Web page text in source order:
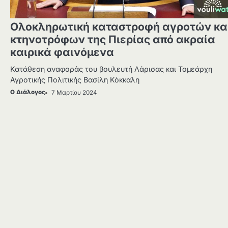
Ολοκληρωτική καταστροφή αγροτών
κτηνοτρόφων της Πιερίας από ακραία
καιρικά φαινόμενα
Κατάθεση αναφοράς του βουλευτή Λάρισας και Τομεάρχη
Αγροτικής Πολιτικής Βασίλη Κόκκαλη
Ο Διάλογος 7 Μαρτίου 2024